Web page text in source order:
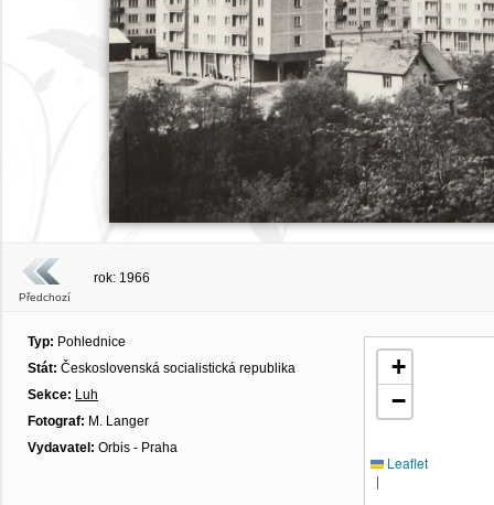
Předchozí
rok: 1966
Typ: Pohlednice
Stát: Československá socialistická republika
Sekce: Luh
Fotograf: M. Langer
Vydavatel: Orbis - Praha
+
−
Leaflet
|